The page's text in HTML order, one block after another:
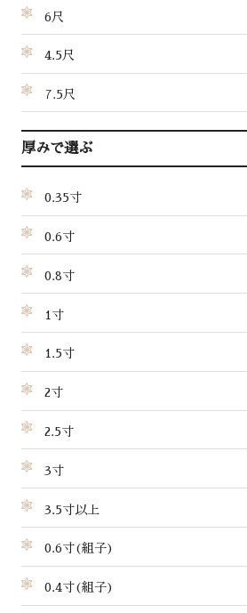
6尺
4.5尺
7.5尺
厚みで選ぶ
0.35寸
0.6寸
0.8寸
1寸
1.5寸
2寸
2.5寸
3寸
3.5寸以上
0.6寸(組子)
0.4寸(組子)